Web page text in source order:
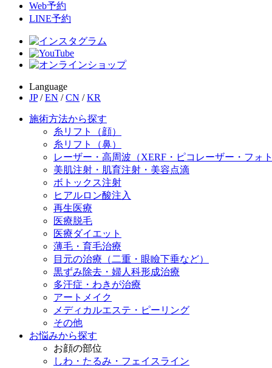
Web予約
LINE予約
Language
JP / EN / CN / KR
施術方法から探す
糸リフト（顔）
糸リフト（鼻）
レーザー・高周波（XERF・ピコレーザー・フォ
美肌注射・肌育注射・美容点滴
ボトックス注射
ヒアルロン酸注入
再生医療
医療脱毛
医療ダイエット
薄毛・育毛治療
目元の治療（二重・眼瞼下垂など）
黒ずみ除去・婦人科形成治療
多汗症・わきが治療
アートメイク
メディカルエステ・ピーリング
その他
お悩みから探す
お顔の部位
しわ・たるみ・フェイスライン